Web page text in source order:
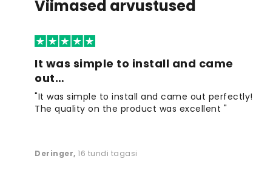
Viimased arvustused
It was simple to install and came
out…
"It was simple to install and came out perfectly!
The quality on the product was excellent "
Deringer, 16 tundi tagasi